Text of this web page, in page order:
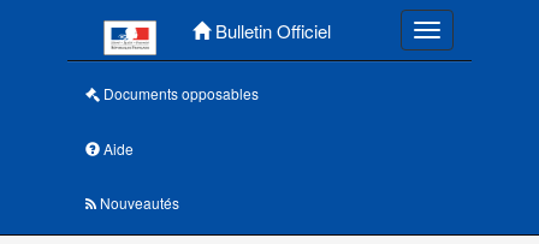
Bulletin Officiel Toggle
Documents opposables
Aide
Nouveautés